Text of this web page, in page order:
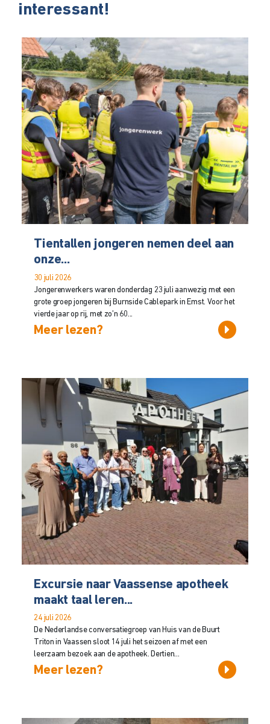
interessant!
Tientallen jongeren nemen deel aan
onze...
30 juli 2026
Jongerenwerkers waren donderdag 23 juli aanwezig met een
grote groep jongeren bij Burnside Cablepark in Emst. Voor het
vierde jaar op rij, met zo’n 60...
Meer lezen?
Excursie naar Vaassense apotheek
maakt taal leren...
24 juli 2026
De Nederlandse conversatiegroep van Huis van de Buurt
Triton in Vaassen sloot 14 juli het seizoen af met een
leerzaam bezoek aan de apotheek. Dertien...
Meer lezen?